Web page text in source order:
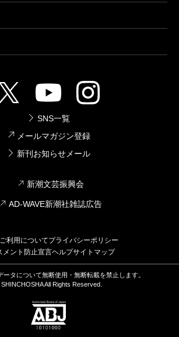
SNS一覧
メールマガジン登録
新刊お知らせメール
新潮文芸振興会
AD-WAVE新潮社雑誌広告
利用についてプライバシーポリシー
メント防止宣言ヘルプサイトマップ
ータについて無断使用・無断転載を禁止します。
All Rights Reserved.